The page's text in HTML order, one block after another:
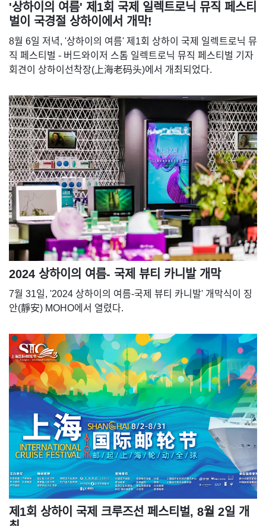
'상하이의 여름' 제1회 국제 일렉트로닉 뮤직 페스티
벌이 국경절 상하이에서 개막!
8월 6일 저녁, '상하이의 여름' 제1회 상하이 국제 일렉트로닉 뮤
직 페스티벌 - 버드와이저 스톰 일렉트로닉 뮤직 페스티벌 기자
회견이 상하이선착장(上海老码头)에서 개최되었다.
2024 상하이의 여름- 국제 뷰티 카니발 개막
7월 31일, '2024 상하이의 여름-국제 뷰티 카니발' 개막식이 징
안(靜安) MOHO에서 열렸다.
제1회 상하이 국제 크루즈선 페스티벌, 8월 2일 개